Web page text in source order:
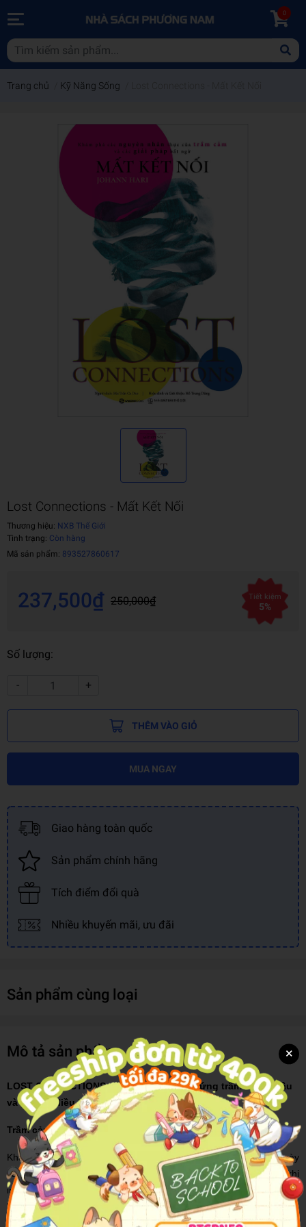
0
Trang chủ Kỹ Năng Sống
Lost Connections - Mất Kết Nối
Thương hiệu: NXB Thế Giới
Tình trạng: Còn hàng
Mã sản phẩm: 893527860617
237,500₫ 250,000₫ Tiết kiệm
5%
Số lượng:
- +
THÊM VÀO GIỎ
MUA NGAY
Giao hàng toàn quốc
Sản phẩm chính hãng
Tích điểm đổi quà
Nhiều khuyến mãi, ưu đãi
Sản phẩm cùng loại
Mô tả sản phẩm
LOST CONNECTIONS - MẤT KẾT NỐI - Chứng trầm cảm, lo âu
và những điều bị bỏ quên
Trầm cảm - căn bệnh của thời đại 4.0
Khái niệm và các triệu chứng của rối loạn trầm cảm đang dần ngày
càng trở nên quen thuộc hơn trong xã hội hiện đại, đặc biệt là khi
internet và các mạng xã hội trở nên phổ biến hơn. Tuy nhiên,
không vì thế mà người ta có cái nhìn đúng đắn hay tích cực về căn
bệnh này. Vẫn còn đâu đó có người nghĩ rằng, trầm cảm là một
×